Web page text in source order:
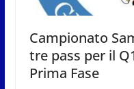
Campionato
tre pass per il
Prima Fase